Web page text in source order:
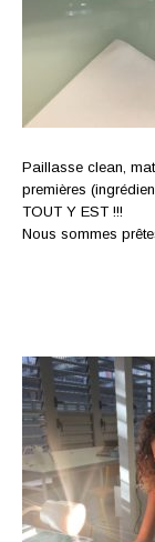
Paillasse clean,
premières
TOUT Y EST !!!
Nous sommes